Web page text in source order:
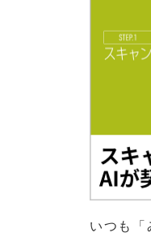
いつも「